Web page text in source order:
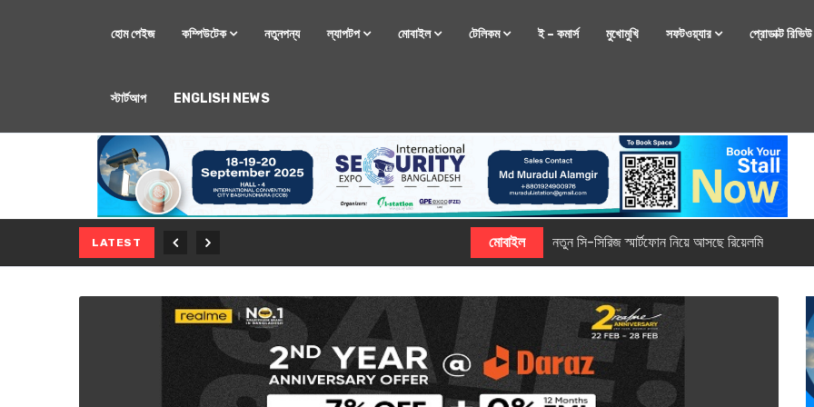
হোম পেইজ কম্পিউটেক নতুনপন্য ল্যাপটপ মোবাইল টেলিকম ই – কমার্স মুখোমুখি সফটওয়্যার প্রোডাক্ট রিভিউ
স্টার্টআপ ENGLISH NEWS
LATEST নতুন সি-সিরিজ স্মার্টফোন নিয়ে আসছে রিয়েলমি